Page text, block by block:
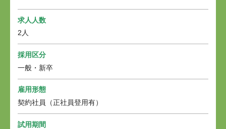
求人人数
2人
採用区分
一般・新卒
雇用形態
契約社員（正社員登用有）
試用期間